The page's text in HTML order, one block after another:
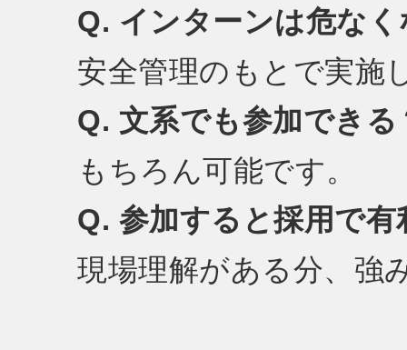
Q. インターンは危な
安全管理のもとで実施
Q. 文系でも参加できる
もちろん可能です。
Q. 参加すると採用で有
現場理解がある分、強